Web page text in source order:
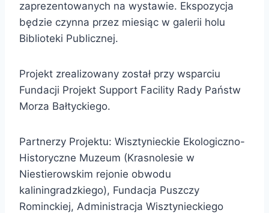
zaprezentowanych na wystawie. Ekspozycja
będzie czynna przez miesiąc w galerii holu
Biblioteki Publicznej.
Projekt zrealizowany został przy wsparciu
Fundacji Projekt Support Facility Rady Państw
Morza Bałtyckiego.
Partnerzy Projektu: Wisztynieckie Ekologiczno-
Historyczne Muzeum (Krasnolesie w
Niestierowskim rejonie obwodu
kaliningradzkiego), Fundacja Puszczy
Rominckiej, Administracja Wisztynieckiego